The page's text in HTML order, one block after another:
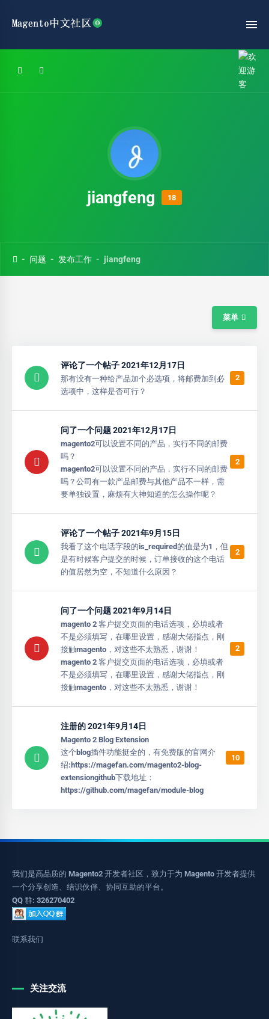
jiangfeng 18
问题 发布工作 jiangfeng
菜单
评论了一个帖子 2021年12月17日
那有没有一种给产品加个必选项，将邮费加到必
选项中，这样是否可行？
2
问了一个问题 2021年12月17日
magento2可以设置不同的产品，实行不同的邮费
吗？
magento2可以设置不同的产品，实行不同的邮费
吗？公司有一款产品邮费与其他产品不一样，需
要单独设置，麻烦有大神知道的怎么操作呢？
2
评论了一个帖子 2021年9月15日
我看了这个电话字段的is_required的值是为1，但
是有时候客户提交的时候，订单接收的这个电话
的值居然为空，不知道什么原因？
2
问了一个问题 2021年9月14日
magento 2 客户提交页面的电话选项，必填或者
不是必须填写，在哪里设置，感谢大佬指点，刚
接触magento，对这些不太熟悉，谢谢！
magento 2 客户提交页面的电话选项，必填或者
不是必须填写，在哪里设置，感谢大佬指点，刚
接触magento，对这些不太熟悉，谢谢！
2
注册的 2021年9月14日
Magento 2 Blog Extension
这个blog插件功能挺全的，有免费版的官网介
绍:https://magefan.com/magento2-blog-
extensiongithub下载地址：
https://github.com/magefan/module-blog
10
我们是高品质的 Magento2 开发者社区，致力于为 Magento 开发者提供
一个分享创造、结识伙伴、协同互助的平台。
QQ 群: 326270402
联系我们
关注交流